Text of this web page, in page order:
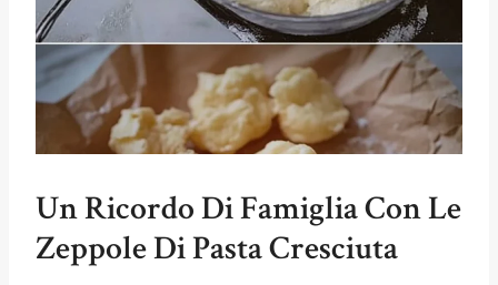
Un Ricordo Di Famiglia Con Le
Zeppole Di Pasta Cresciuta